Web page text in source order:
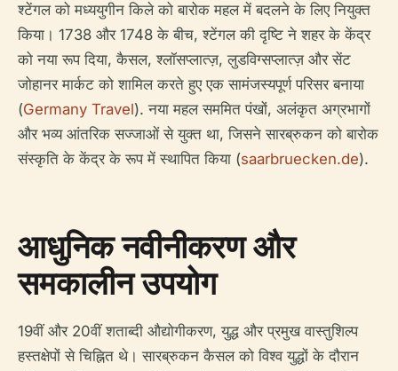
श्टेंगल को मध्ययुगीन किले को बारोक महल में बदलने के लिए नियुक्त
किया। 1738 और 1748 के बीच, श्टेंगल की दृष्टि ने शहर के केंद्र
को नया रूप दिया, कैसल, श्लॉसप्लात्ज़, लुडविग्सप्लात्ज़ और सेंट
जोहानर मार्कट को शामिल करते हुए एक सामंजस्यपूर्ण परिसर बनाया
(Germany Travel). नया महल सममित पंखों, अलंकृत अग्रभागों
और भव्य आंतरिक सज्जाओं से युक्त था, जिसने सारब्रुकन को बारोक
संस्कृति के केंद्र के रूप में स्थापित किया (saarbruecken.de).
आधुनिक नवीनीकरण और
समकालीन उपयोग
19वीं और 20वीं शताब्दी औद्योगीकरण, युद्ध और प्रमुख वास्तुशिल्प
हस्तक्षेपों से चिह्नित थे। सारब्रुकन कैसल को विश्व युद्धों के दौरान